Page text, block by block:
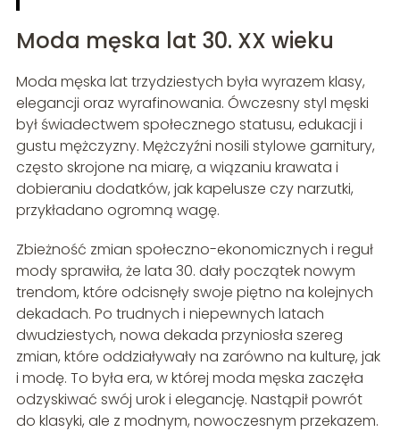
Moda męska lat 30. XX wieku
Moda męska lat trzydziestych była wyrazem klasy,
elegancji oraz wyrafinowania. Ówczesny styl męski
był świadectwem społecznego statusu, edukacji i
gustu mężczyzny. Mężczyźni nosili stylowe garnitury,
często skrojone na miarę, a wiązaniu krawata i
dobieraniu dodatków, jak kapelusze czy narzutki,
przykładano ogromną wagę.
Zbieżność zmian społeczno-ekonomicznych i reguł
mody sprawiła, że lata 30. dały początek nowym
trendom, które odcisnęły swoje piętno na kolejnych
dekadach. Po trudnych i niepewnych latach
dwudziestych, nowa dekada przyniosła szereg
zmian, które oddziaływały na zarówno na kulturę, jak
i modę. To była era, w której moda męska zaczęła
odzyskiwać swój urok i elegancję. Nastąpił powrót
do klasyki, ale z modnym, nowoczesnym przekazem.